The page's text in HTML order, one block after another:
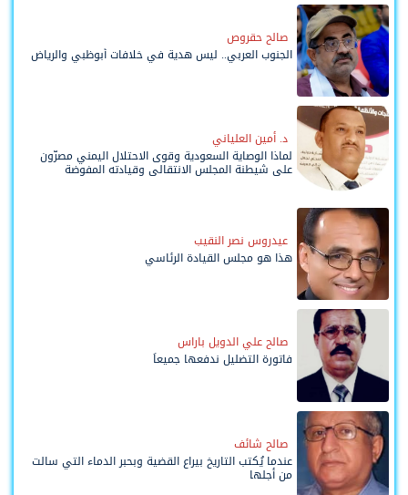
صالح حقروص
الجنوب العربي.. ليس هدية في خلافات أبوظبي والرياض
د. أمين العلياني
لماذا الوصاية السعودية وقوى الاحتلال اليمني مصرّون
على شيطنة المجلس الانتقالي وقيادته المفوضة
عيدروس نصر النقيب
هذا هو مجلس القيادة الرئاسي
صالح علي الدويل باراس
فاتورة التضليل ندفعها جميعاً
صالح شائف
عندما يُكتب التاريخ بيراع القضية وبحبر الدماء التي سالت
من أجلها